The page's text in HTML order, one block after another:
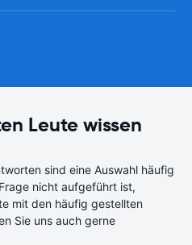
Leute wissen
sind eine Auswahl häufig
nicht aufgeführt ist,
mit den häufig gestellten
Sie uns auch gerne